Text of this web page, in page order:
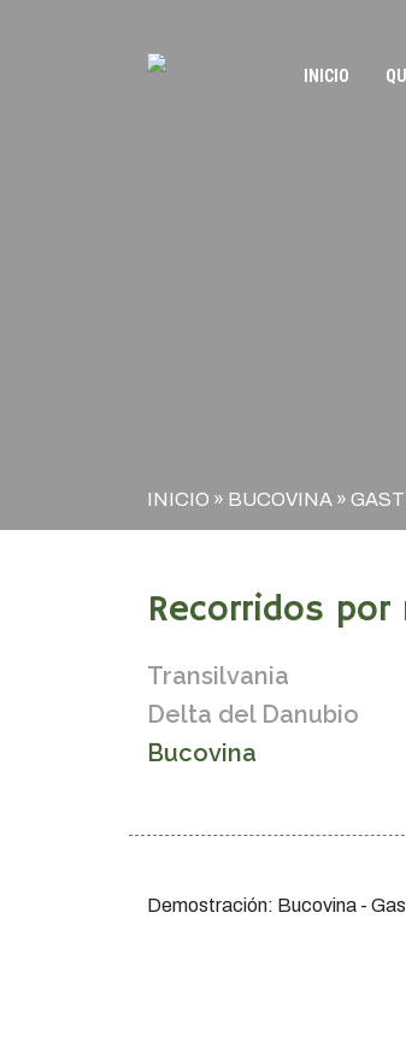
INICIO
INICIO » BUCOVINA »
Recorridos
Transilvania
Delta del Danubio
Bucovina
Demostración: Bucovina -